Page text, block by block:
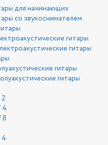
для начинающих
со звукоснимателем
гитары
гитары
гитары
гитары
4
8
4